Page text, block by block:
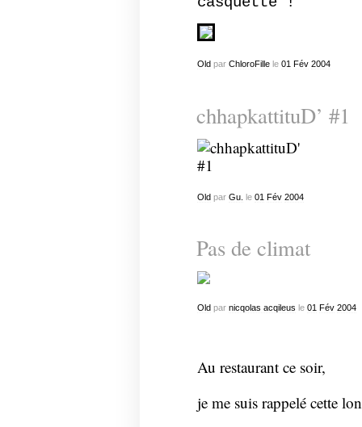
Oldpar ChloroFillele 01 Fév 2004
chhapkattituD’ #1
Oldpar Gu. le 01 Fév 2004
Pas de climat
Oldpar nicqolas acqileus le 01 Fév 2004
Au restaurant ce soir,
je me suis rappelé cette